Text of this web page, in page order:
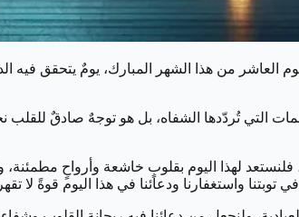
من هذا الشهر المبارك، يومٌ يتحقق فيه
التي تُردّدها الشفاه، بل هو توجهٌ صادقٌ للقلب
فلنستعد لهذا اليوم بقلوبٍ خاشعة وأرواحٍ
واستغفارنا ودعائنا في هذا اليوم قوةً لا